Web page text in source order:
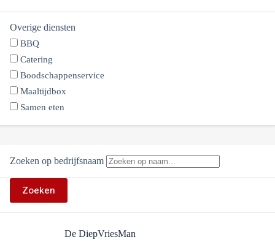
Overige diensten
BBQ
Catering
Boodschappenservice
Maaltijdbox
Samen eten
Zoeken op bedrijfsnaam
Zoeken
De DiepVriesMan